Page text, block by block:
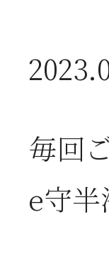
毎回
e守